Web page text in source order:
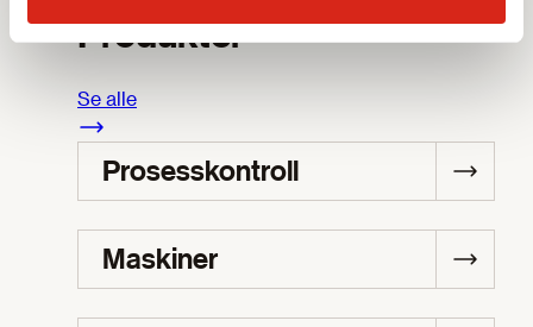
Produkter
Se alle
Prosesskontroll
Maskiner